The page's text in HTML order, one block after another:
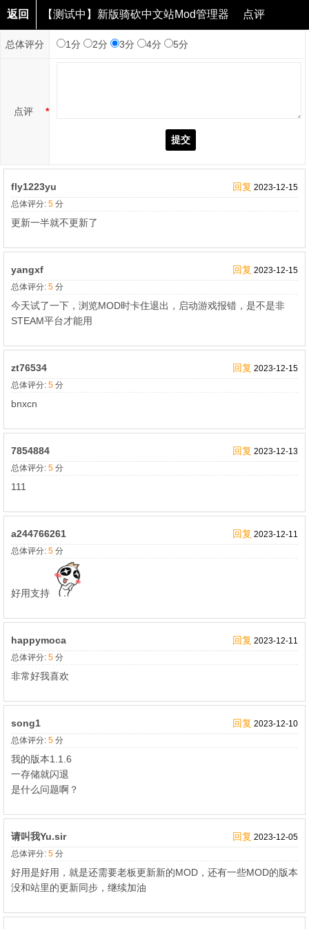
返回 【测试中】新版骑砍中文站Mod管理器 点评
总体评分 1分 2分 3分 4分 5分
*
点评
提交
fly1223yu 回复 2023-12-15
总体评分: 5 分
更新一半就不更新了
yangxf 回复 2023-12-15
总体评分: 5 分
今天试了一下，浏览MOD时卡住退出，启动游戏报错，是不是非
STEAM平台才能用
zt76534 回复 2023-12-15
总体评分: 5 分
bnxcn
7854884 回复 2023-12-13
总体评分: 5 分
111
a244766261 回复 2023-12-11
总体评分: 5 分
好用支持
happymoca 回复 2023-12-11
总体评分: 5 分
非常好我喜欢
song1 回复 2023-12-10
总体评分: 5 分
我的版本1.1.6
一存储就闪退
是什么问题啊？
请叫我Yu.sir 回复 2023-12-05
总体评分: 5 分
好用是好用，就是还需要老板更新新的MOD，还有一些MOD的版本
没和站里的更新同步，继续加油